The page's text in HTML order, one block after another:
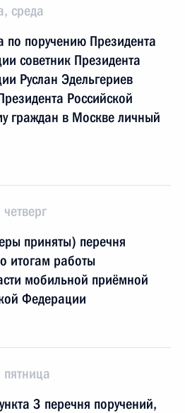
среда
по поручению Президента
советник Президента
Руслан Эдельгериев
Российской
граждан в Москве личный
приняты) перечня
итогам работы
мобильной приёмной
Федерации
3 перечня поручений,